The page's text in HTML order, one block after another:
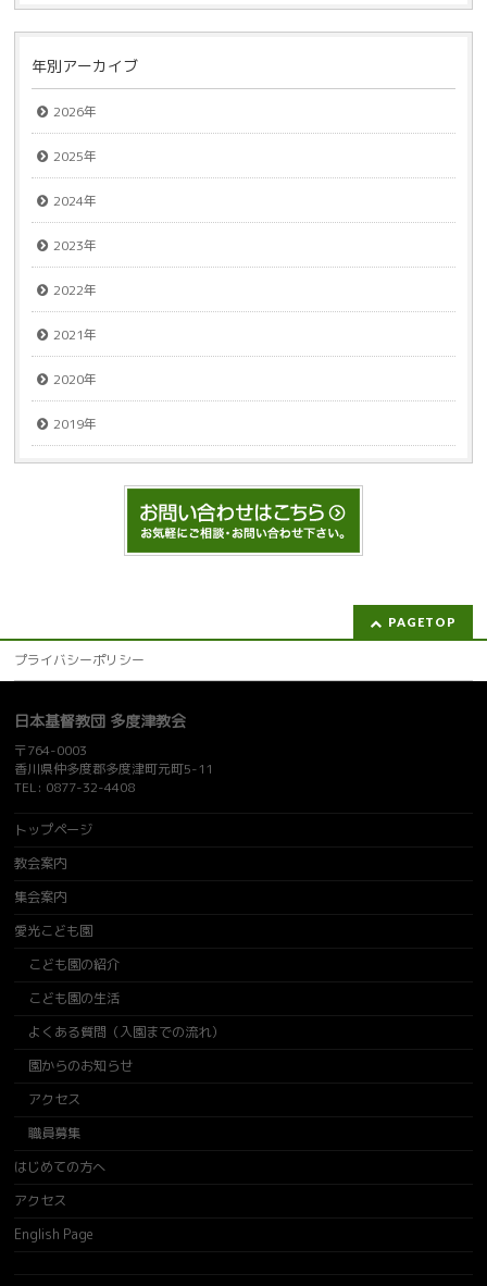
年別アーカイブ
2026年
2025年
2024年
2023年
2022年
2021年
2020年
2019年
PAGETOP
プライバシーポリシー
日本基督教団 多度津教会
〒764-0003
香川県仲多度郡多度津町元町5-11
TEL: 0877-32-4408
トップページ
教会案内
集会案内
愛光こども園
こども園の紹介
こども園の生活
よくある質問（入園までの流れ）
園からのお知らせ
アクセス
職員募集
はじめての方へ
アクセス
English Page